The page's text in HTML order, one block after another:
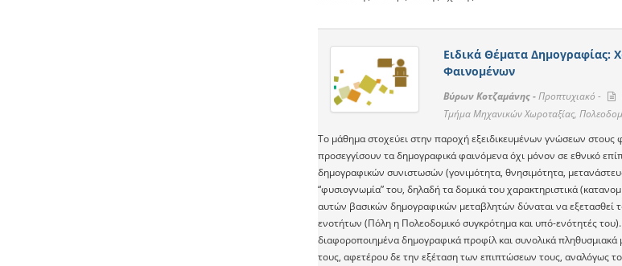
Ειδικά Θέματα Δημογραφίας:
Φαινομένων
Βύρων Κοτζαμάνης -Προπτυχιακό -
Τμήμα Μηχανικών Χωροταξίας,
Το μάθημα στοχεύει στην παροχή εξειδικευμένων γνώσεων στους
προσεγγίσουν τα δημογραφικά φαινόμενα όχι μόνον σε εθνικό
δημογραφικών συνιστωσών (γονιμότητα, θνησιμότητα,
“φυσιογνωμία” του, δηλαδή τα δομικά του χαρακτηριστικά
αυτών βασικών δημογραφικών μεταβλητών δύναται να εξετασθεί
ενοτήτων (Πόλη η Πολεοδομικό συγκρότημα και υπό-ενότητές
διαφοροποιημένα δημογραφικά προφίλ και συνολικά
τους, αφετέρου δε την εξέταση των επιπτώσεων τους, αναλόγως